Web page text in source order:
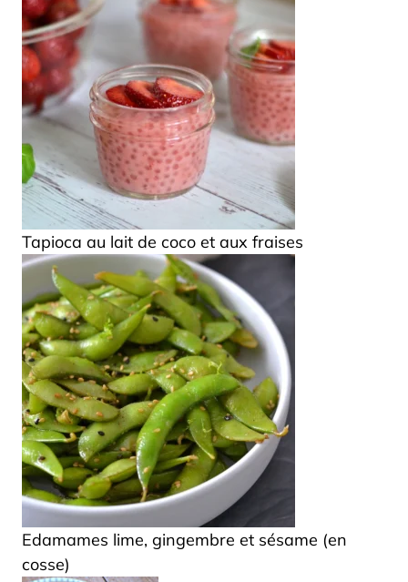
Tapioca au lait de coco et aux fraises
Edamames lime, gingembre et sésame (en
cosse)